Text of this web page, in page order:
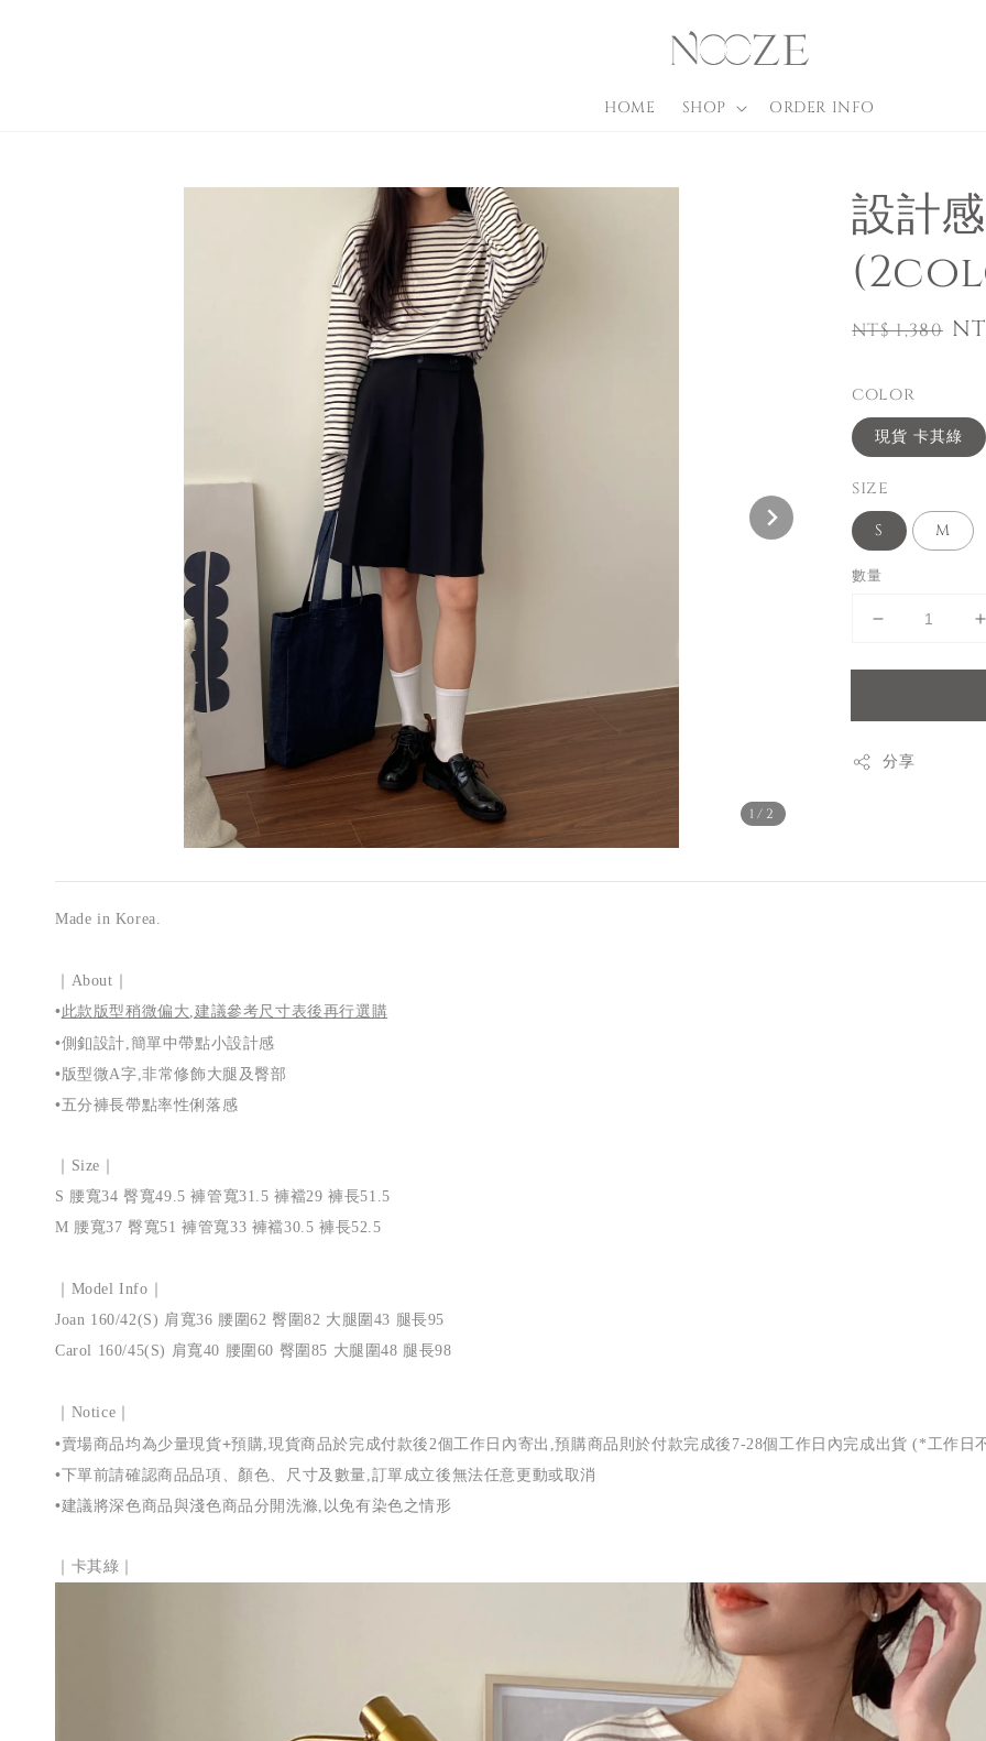
HOME SHOP ORDER INFO
1/2
設計
Regular
NT$ 1,380
color
現貨 卡其綠
size
S M
數量
分享
Made in Korea.
｜ About ｜
•此款版型稍微偏大,建議參考尺寸表後再行選購
•側釦設計,簡單中帶點小設計感
•版型微A字,非常修飾大腿及臀部
•五分褲長帶點率性俐落感
｜ Size ｜
S 腰寬34臀寬49.5 褲管寬31.5褲襠29褲長51.5
M 腰寬37臀寬51褲管寬33 褲襠30.5褲長52.5
｜ Model Info ｜
Joan 160/42(S) 肩寬36 腰圍62 臀圍82 大腿圍 43 腿長95
Carol 160/45(S) 肩寬40 腰圍 60 臀圍 85 大腿圍48 腿長98
｜ Notice ｜
•賣場商品均為少量現貨+預購,現貨商品於完成付款後2個工作日內寄出 ,預購商品則於付款完成後 7-28個工作日內完成出貨(*工作日
•下單前請確認商品品項、顏色、尺寸及數量,訂單成立後無法任意更動或取消
•建議將深色商品與淺色商品分開洗滌, 以免有染色之情形
｜ 卡其綠 ｜